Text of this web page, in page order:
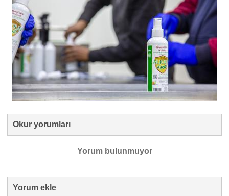
Okur yorumları
Yorum bulunmuyor
Yorum ekle